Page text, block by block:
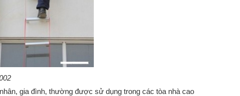
gia đình, thường được sử dụng trong các tòa nhà cao